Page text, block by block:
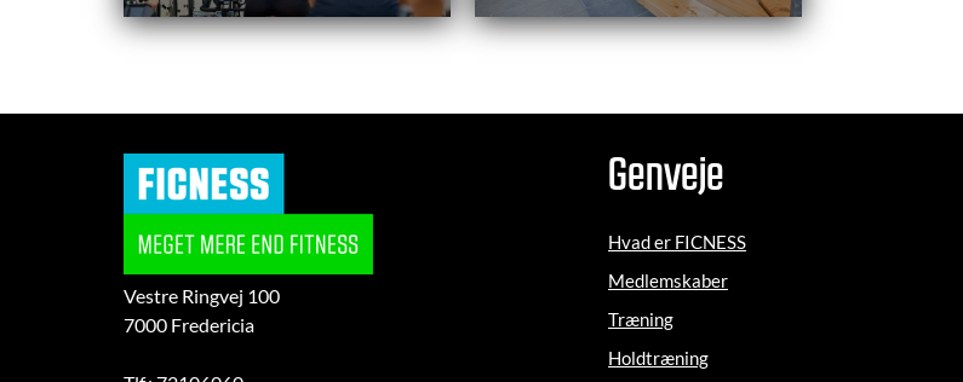
Vestre Ringvej 100
7000 Fredericia
Genveje
Hvad er FICNESS
Medlemskaber
Træning
Holdtræning